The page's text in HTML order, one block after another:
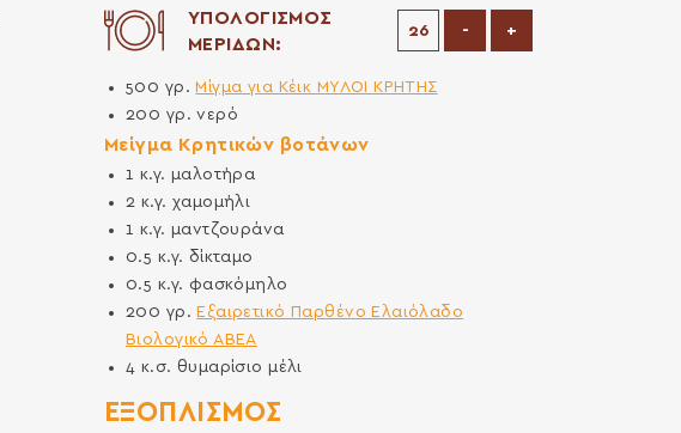
ΥΠΟΛΟΓΙΣΜΟΣ
ΜΕΡΙΔΩΝ:
-Μείωση μερίδων
+
500 γρ. Μίγμα για Κέικ ΜΥΛΟΙ ΚΡΗΤΗΣ
200 γρ.νερό
Μείγμα Κρητικών βοτάνων
1 κ.γ. μαλοτήρα
2 κ.γ. χαμομήλι
1 κ.γ. μαντζουράνα
0.5 κ.γ. δίκταμο
0.5 κ.γ. φασκόμηλο
200 γρ. Εξαιρετικό Παρθένο Ελαιόλαδο
Βιολογικό ΑΒΕΑ
4 κ.σ. θυμαρίσιο μέλι
ΕΞΟΠΛΙΣΜΌΣ